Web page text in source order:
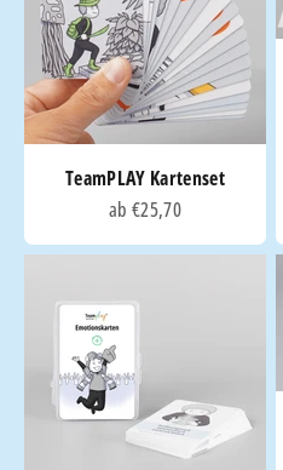
TeamPLAY Kartenset
Angebot
ab €25,70